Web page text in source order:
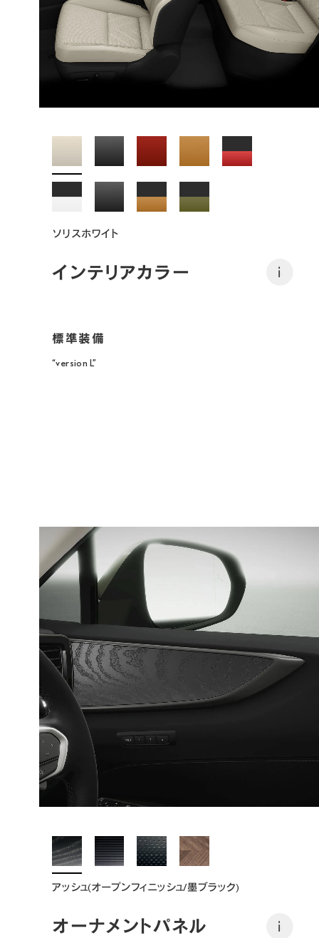
ソリスホワイト
インテリアカラー
“version L”
アッシュ(オープンフィニッシュ/墨ブラック)
オーナメントパネル